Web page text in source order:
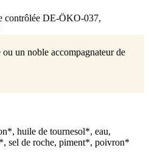
contrôlée DE-ÖKO-037,
un noble accompagnateur de
huile de tournesol*, eau,
sel de roche, piment*, poivron*